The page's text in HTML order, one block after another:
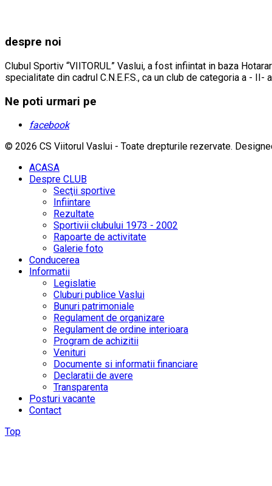
despre noi
Clubul Sportiv “VIITORUL” Vaslui, a fost infiintat in baza
specialitate din cadrul C.N.E.F.S., ca un club de categoria a -
Ne poti urmari pe
facebook
© 2026 CS Viitorul Vaslui - Toate drepturile rezervate.
ACASA
Despre CLUB
Secţii sportive
Infiintare
Rezultate
Sportivii clubului 1973 - 2002
Rapoarte de activitate
Galerie foto
Conducerea
Informatii
Legislatie
Cluburi publice Vaslui
Bunuri patrimoniale
Regulament de organizare
Regulament de ordine interioara
Program de achizitii
Venituri
Documente si informatii financiare
Declaratii de avere
Transparenta
Posturi vacante
Contact
Top